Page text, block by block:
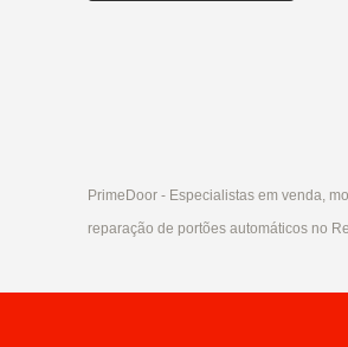
PrimeDoor - Especialistas em venda,
reparação de portões automáticos no